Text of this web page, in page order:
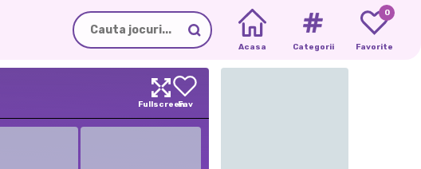
Acasa Categorii
0
Favorite